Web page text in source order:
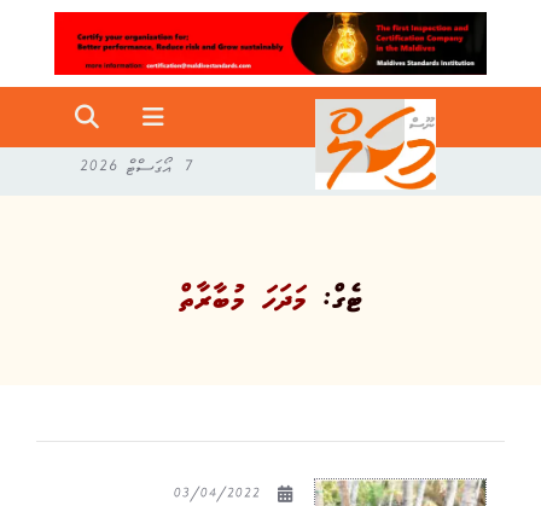
7 އޯގަސްޓް 2026
ޓެގް:މަދަހަ މުބާރާތް